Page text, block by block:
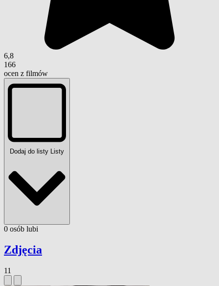
6,8
166
ocen z filmów
Dodaj do listy Listy
0 osób lubi
Zdjęcia
11